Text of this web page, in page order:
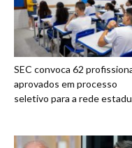
SEC convoca 62
aprovados em processo
seletivo para a rede